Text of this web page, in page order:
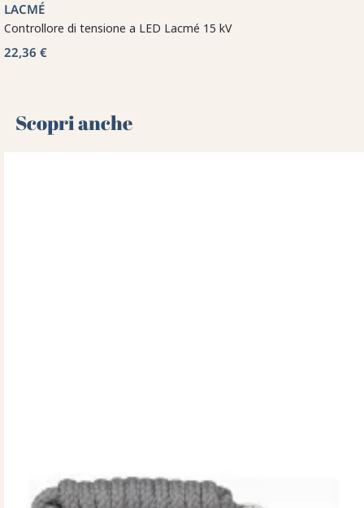
LACMÉ
Controllore di tensione a LED Lacmé 15 kV
22,36 €
Scopri anche 🌻